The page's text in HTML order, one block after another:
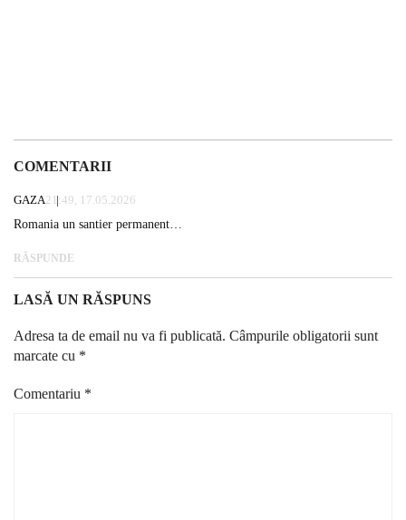
COMENTARII
GAZA21:49, 17.05.2026
Romania un santier permanent…
RĂSPUNDE
LASĂ UN RĂSPUNS
Adresa ta de email nu va fi publicată. Câmpurile obligatorii sunt
marcate cu *
Comentariu *